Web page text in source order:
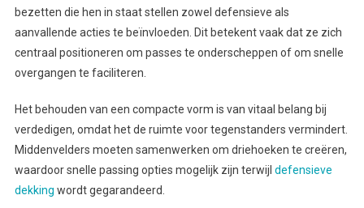
bezetten die hen in staat stellen zowel defensieve als
aanvallende acties te beïnvloeden. Dit betekent vaak dat ze zich
centraal positioneren om passes te onderscheppen of om snelle
overgangen te faciliteren.
Het behouden van een compacte vorm is van vitaal belang bij
verdedigen, omdat het de ruimte voor tegenstanders vermindert.
Middenvelders moeten samenwerken om driehoeken te creëren,
waardoor snelle passing opties mogelijk zijn terwijl defensieve
dekking wordt gegarandeerd.